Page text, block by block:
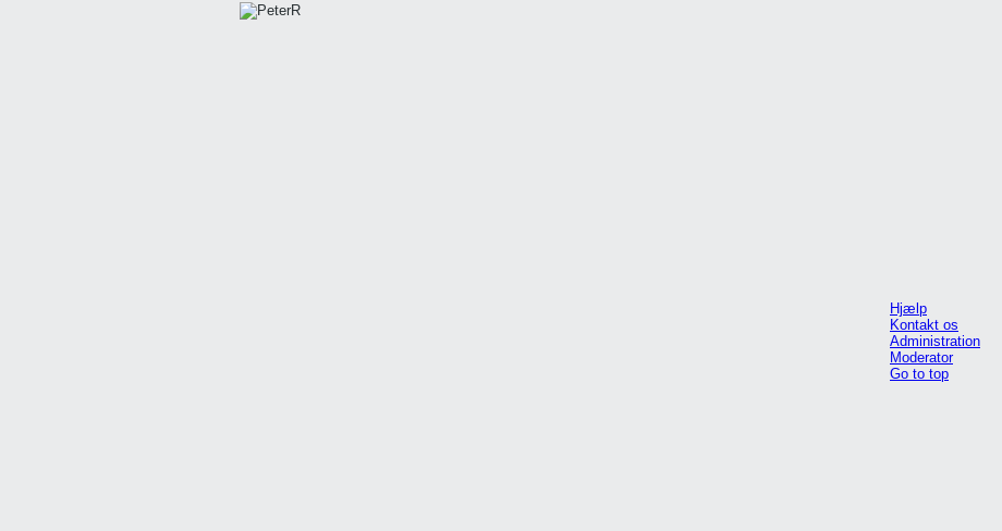
Hjælp
Kontakt os
Administration
Moderator
Go to top